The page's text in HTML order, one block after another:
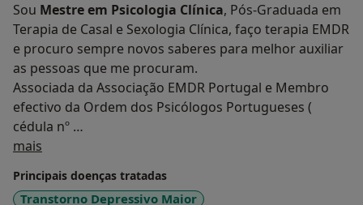
Sou Mestre em Psicologia Clínica, Pós-Graduada em
Terapia de Casal e Sexologia Clínica, faço terapia EMDR
e procuro sempre novos saberes para melhor auxiliar
as pessoas que me procuram.
Associada da Associação EMDR Portugal e Membro
efectivo da Ordem dos Psicólogos Portugueses (
cédula nº
18792).
Exerço Psicologia porque é esta a minha paixão.
mais
Principais doenças tratadas
Transtorno Depressivo Maior